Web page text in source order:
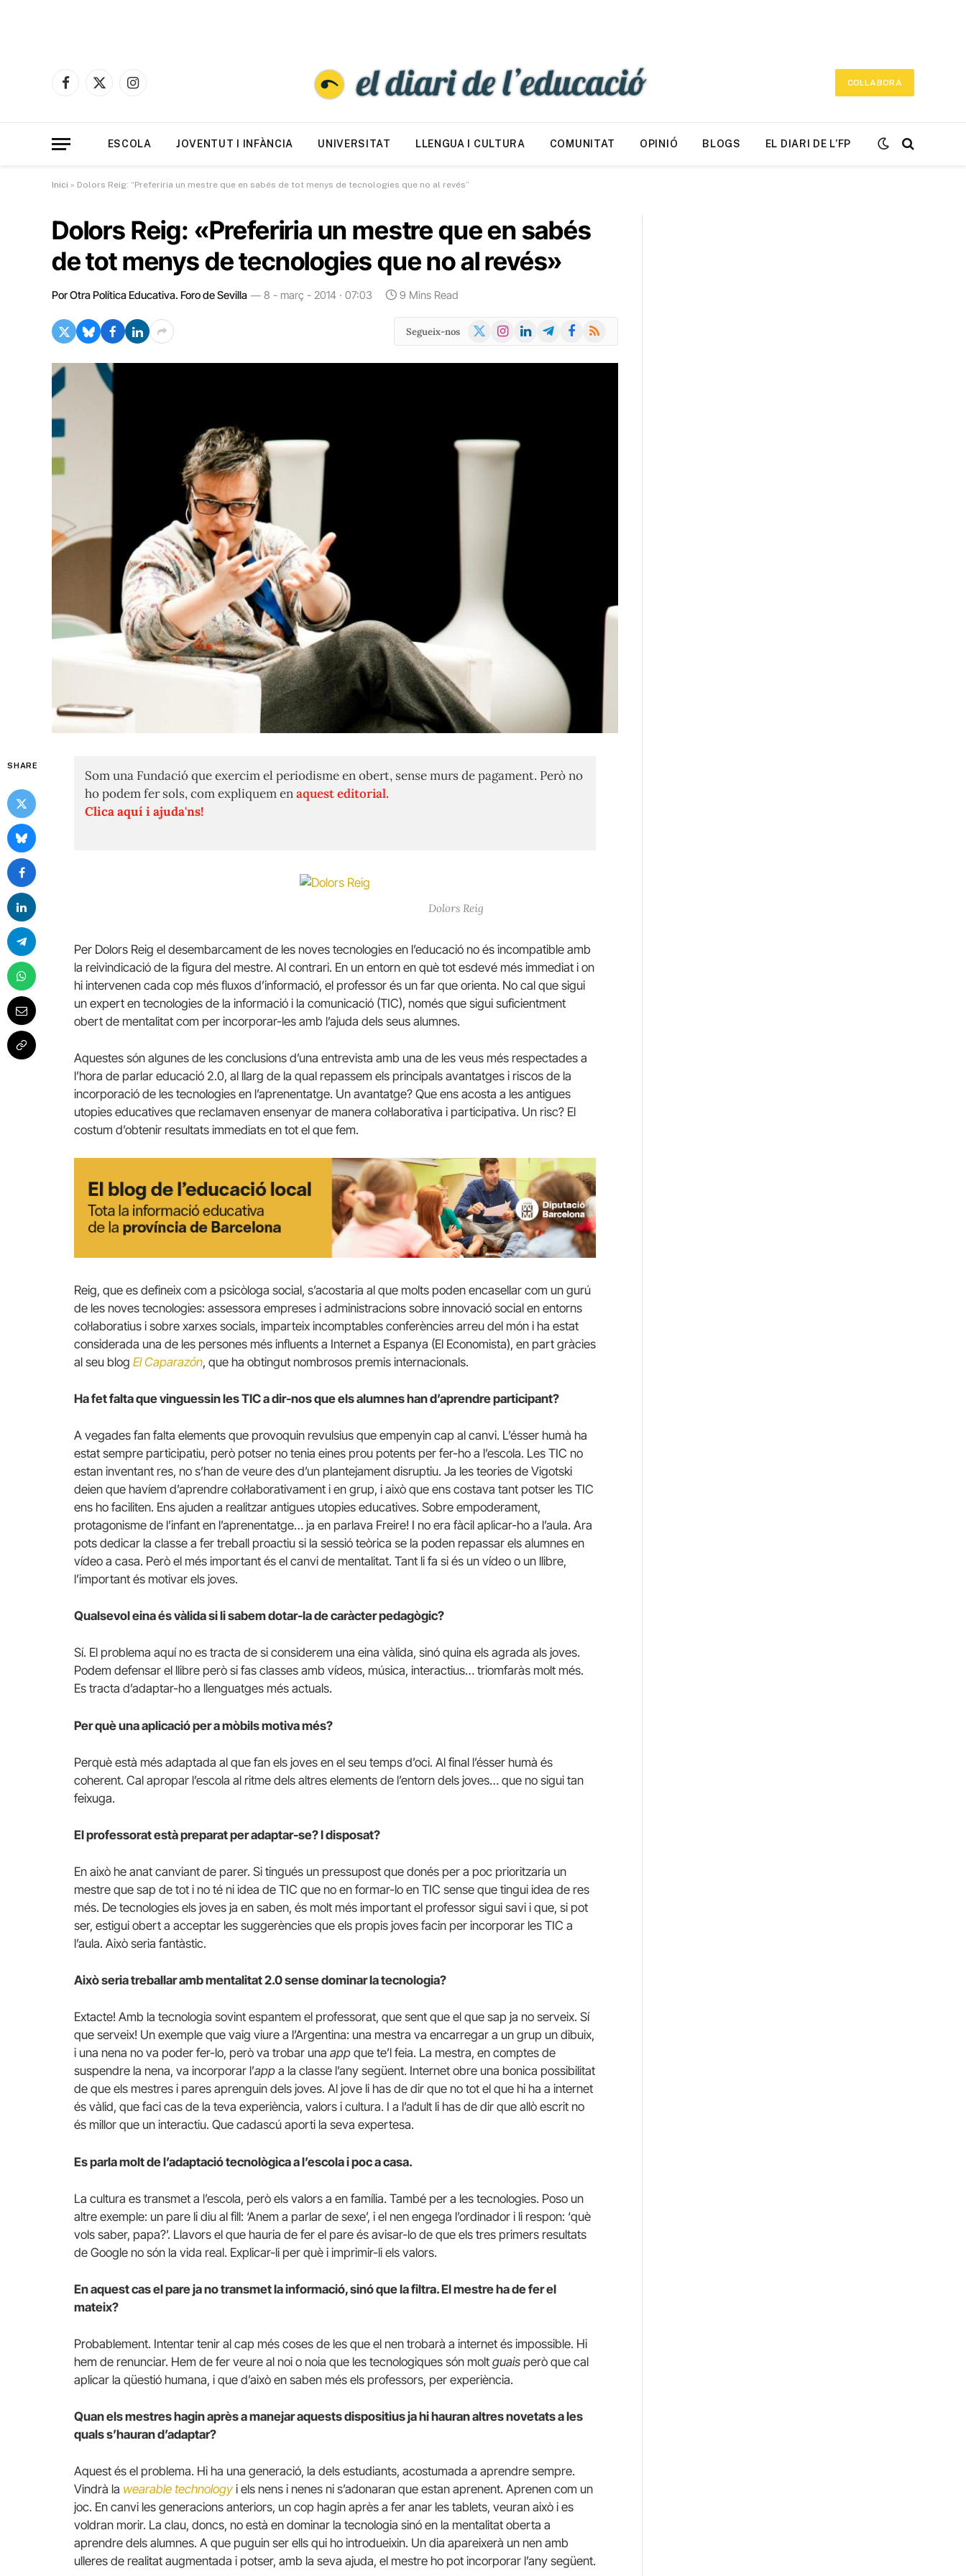
Facebook
X
Instagram
COL·LABORA
ESCOLA JOVENTUT I INFÀNCIA UNIVERSITAT LLENGUA I CULTURA COMUNITAT OPINIÓ BLOGS EL DIARI DE L’FP
Inici » Dolors Reig: “Preferiria un mestre que en sabés de tot menys de tecnologies que no al revés”
Dolors Reig: «Preferiria un mestre que en sabés
de tot menys de tecnologies que no al revés»
Por Otra Política Educativa. Foro de Sevilla 8 - març - 2014 · 07:03 9 Mins Read
Segueix-nos
X
Instagram
LinkedInTelegramFacebook
RSS
SHARE
Som una Fundació que exercim el periodisme en obert, sense murs de pagament. Però no
ho podem fer sols, com expliquem enaquest editorial.
Clica aquí i ajuda'ns!
Dolors Reig
Per Dolors Reig el desembarcament de les noves tecnologies en l’educació no és incompatible amb
la reivindicació de la figura del mestre. Al contrari. En un entorn en què tot esdevé més immediat i on
hi intervenen cada cop més fluxos d’informació, el professor és un far que orienta. No cal que sigui
un expert en tecnologies de la informació i la comunicació (TIC), només que sigui suficientment
obert de mentalitat com per incorporar-les amb l’ajuda dels seus alumnes.
Aquestes són algunes de les conclusions d’una entrevista amb una de les veus més respectades a
l’hora de parlar educació 2.0, al llarg de la qual repassem els principals avantatges i riscos de la
incorporació de les tecnologies en l’aprenentatge. Un avantatge? Que ens acosta a les antigues
utopies educatives que reclamaven ensenyar de manera col·laborativa i participativa. Un risc? El
costum d’obtenir resultats immediats en tot el que fem.
Reig, que es defineix com a psicòloga social, s’acostaria al que molts poden encasellar com un gurú
de les noves tecnologies: assessora empreses i administracions sobre innovació social en entorns
col·laboratius i sobre xarxes socials, imparteix incomptables conferències arreu del món i ha estat
considerada una de les persones més influents a Internet a Espanya (El Economista), en part gràcies
al seu blog El Caparazón, que ha obtingut nombrosos premis internacionals.
Ha fet falta que vinguessin les TIC a dir-nos que els alumnes han d’aprendre participant?
A vegades fan falta elements que provoquin revulsius que empenyin cap al canvi. L’ésser humà ha
estat sempre participatiu, però potser no tenia eines prou potents per fer-ho a l’escola. Les TIC no
estan inventant res, no s’han de veure des d’un plantejament disruptiu. Ja les teories de Vigotski
deien que havíem d’aprendre col·laborativament i en grup, i això que ens costava tant potser les TIC
ens ho faciliten. Ens ajuden a realitzar antigues utopies educatives. Sobre empoderament,
protagonisme de l’infant en l’aprenentatge… ja en parlava Freire! I no era fàcil aplicar-ho a l’aula. Ara
pots dedicar la classe a fer treball proactiu si la sessió teòrica se la poden repassar els alumnes en
vídeo a casa. Però el més important és el canvi de mentalitat. Tant li fa si és un vídeo o un llibre,
l’important és motivar els joves.
Qualsevol eina és vàlida si li sabem dotar-la de caràcter pedagògic?
Sí. El problema aquí no es tracta de si considerem una eina vàlida, sinó quina els agrada als joves.
Podem defensar el llibre però si fas classes amb vídeos, música, interactius… triomfaràs molt més.
Es tracta d’adaptar-ho a llenguatges més actuals.
Per què una aplicació per a mòbils motiva més?
Perquè està més adaptada al que fan els joves en el seu temps d’oci. Al final l’ésser humà és
coherent. Cal apropar l’escola al ritme dels altres elements de l’entorn dels joves… que no sigui tan
feixuga.
El professorat està preparat per adaptar-se? I disposat?
En això he anat canviant de parer. Si tingués un pressupost que donés per a poc prioritzaria un
mestre que sap de tot i no té ni idea de TIC que no en formar-lo en TIC sense que tingui idea de res
més. De tecnologies els joves ja en saben, és molt més important el professor sigui savi i que, si pot
ser, estigui obert a acceptar les suggerències que els propis joves facin per incorporar les TIC a
l’aula. Això seria fantàstic.
Això seria treballar amb mentalitat 2.0 sense dominar la tecnologia?
Extacte! Amb la tecnologia sovint espantem el professorat, que sent que el que sap ja no serveix. Sí
que serveix! Un exemple que vaig viure a l’Argentina: una mestra va encarregar a un grup un dibuix,
i una nena no va poder fer-lo, però va trobar una app que te’l feia. La mestra, en comptes de
suspendre la nena, va incorporar l’app a la classe l’any següent. Internet obre una bonica possibilitat
de que els mestres i pares aprenguin dels joves. Al jove li has de dir que no tot el que hi ha a internet
és vàlid, que faci cas de la teva experiència, valors i cultura. I a l’adult li has de dir que allò escrit no
és millor que un interactiu. Que cadascú aporti la seva expertesa.
Es parla molt de l’adaptació tecnològica a l’escola i poc a casa.
La cultura es transmet a l’escola, però els valors a en família. També per a les tecnologies. Poso un
altre exemple: un pare li diu al fill: ‘Anem a parlar de sexe’, i el nen engega l’ordinador i li respon: ‘què
vols saber, papa?’. Llavors el que hauria de fer el pare és avisar-lo de que els tres primers resultats
de Google no són la vida real. Explicar-li per què i imprimir-li els valors.
En aquest cas el pare ja no transmet la informació, sinó que la filtra. El mestre ha de fer el
mateix?
Probablement. Intentar tenir al cap més coses de les que el nen trobarà a internet és impossible. Hi
hem de renunciar. Hem de fer veure al noi o noia que les tecnologiques són molt guais però que cal
aplicar la qüestió humana, i que d’això en saben més els professors, per experiència.
Quan els mestres hagin après a manejar aquests dispositius ja hi hauran altres novetats a les
quals s’hauran d’adaptar?
Aquest és el problema. Hi ha una generació, la dels estudiants, acostumada a aprendre sempre.
Vindrà la wearable technology i els nens i nenes ni s’adonaran que estan aprenent. Aprenen com un
joc. En canvi les generacions anteriors, un cop hagin après a fer anar les tablets, veuran això i es
voldran morir. La clau, doncs, no està en dominar la tecnologia sinó en la mentalitat oberta a
aprendre dels alumnes. A que puguin ser ells qui ho introdueixin. Un dia apareixerà un nen amb
ulleres de realitat augmentada i potser, amb la seva ajuda, el mestre ho pot incorporar l’any següent.